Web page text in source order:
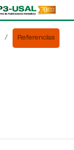
/ Referencias